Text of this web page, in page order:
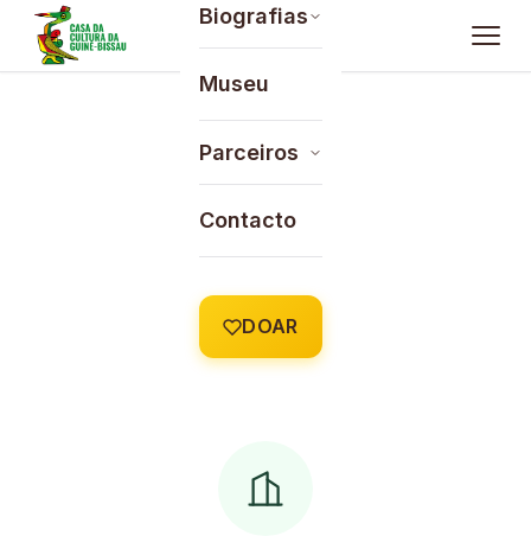
Saltar para o conteúdoBiografias
Museu
Parceiros
Contacto
DOAR